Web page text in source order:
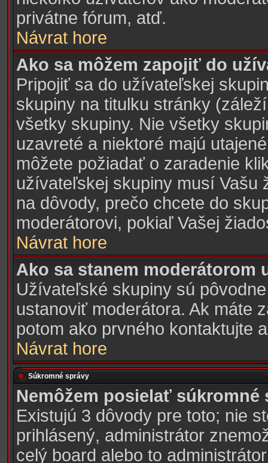
privátne fórum, atď.
Návrat hore
Ako sa môžem zapojiť do
Pripojiť sa do užívateľskej
skupiny na titulku stránky
všetky skupiny. Nie všetky
uzavreté a niektoré majú
môžete požiadať o zaradenie
užívateľskej skupiny musí
na dôvody, prečo chcete do
moderátorovi, pokiaľ Vašej
Návrat hore
Ako sa stanem moderátorom
Užívateľské skupiny sú
ustanoviť moderátora. Ak máte
potom ako prvného kontaktujte
Návrat hore
Súkromné správy
Nemôžem posielať súkromné
Existujú 3 dôvody pre toto; nie
prihlásený, administrátor
celý board alebo to